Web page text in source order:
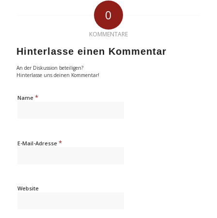
0
KOMMENTARE
Hinterlasse einen Kommentar
An der Diskussion beteiligen?
Hinterlasse uns deinen Kommentar!
Name *
E-Mail-Adresse *
Website